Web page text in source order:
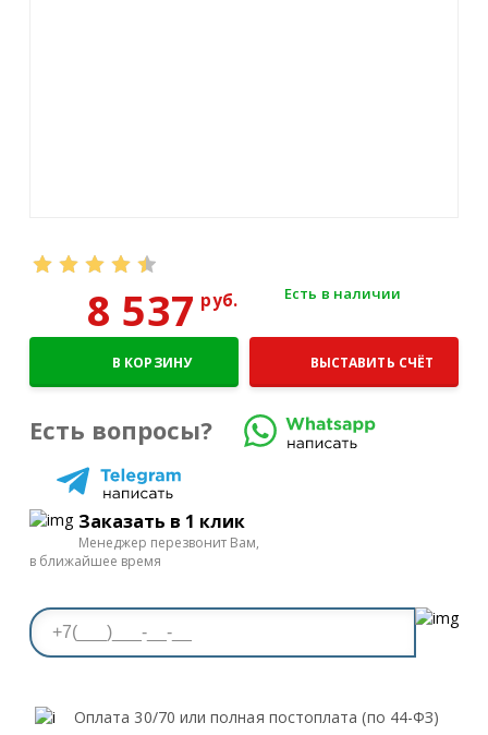
8 537руб. Есть в наличии
В КОРЗИНУ ВЫСТАВИТЬ СЧЁТ
Есть вопросы?
Заказать в 1 клик
Менеджер перезвонит Вам,
в ближайшее время
Оплата 30/70 или полная постоплата (по 44-ФЗ)